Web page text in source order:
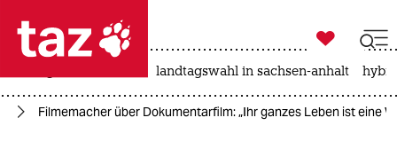
 taz zahl ich
taz zahl ich

taz zahl ich
landtagswahl in sachsen-anhalt
Filmemacher über Dokumentarfilm: „Ihr ganzes Leben ist eine